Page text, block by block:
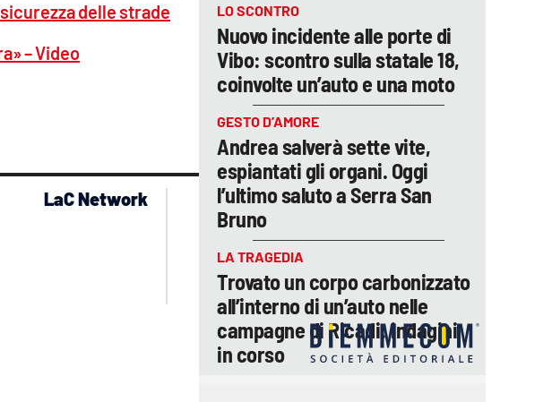
delle strade
– Video
LO SCONTRO
Nuovo incidente alle porte di
Vibo: scontro sulla statale 18,
coinvolte un’auto e una moto
GESTO D’AMORE
Andrea salverà sette vite,
espiantati gli organi. Oggi
l’ultimo saluto a Serra San
Bruno
LA TRAGEDIA
Trovato un corpo carbonizzato
all’interno di un’auto nelle
campagne di Ricadi: indagini
in corso
LaC Network
lacplay.it
lactv.it
laconair.it
lacitymag.it
ilreggino.it
catanzarochannel.it